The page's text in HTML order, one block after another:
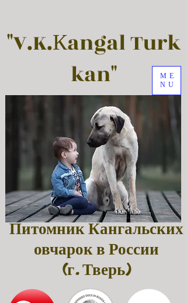
"V.K.Кangal Turk
kan"
ME
NU
Питомник Кангальских
овчарок в России
(г. Тверь)